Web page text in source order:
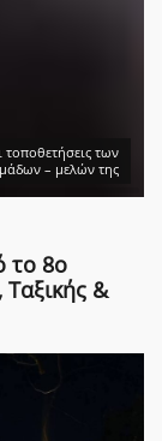
των
– μελών της
το 8ο
&